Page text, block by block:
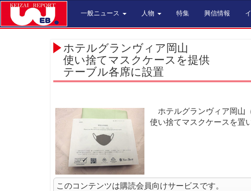
一般ニュース 人物 特集 興信情報
ホテルグランヴィア岡山
使い捨てマスクケースを提供
テーブル各席に設置
ホテルグランヴィア岡山
使い捨てマスクケースを置
このコンテンツは購読会員向けサービスです。